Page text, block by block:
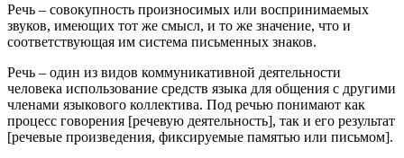
Речь – совокупность произносимых или воспринимаемых
звуков, имеющих тот же смысл, и то же значение, что и
соответствующая им система письменных знаков.
Речь – один из видов коммуникативной деятельности
человека использование средств языка для общения с другими
членами языкового коллектива. Под речью понимают как
процесс говорения [речевую деятельность], так и его результат
[речевые произведения, фиксируемые памятью или письмом].